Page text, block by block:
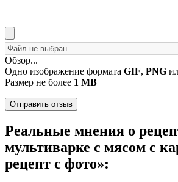
Обзор...
Одно изображение формата GIF, PNG
Размер не более 1 MB
Реальные мнения о
мультиварке с мясом с
рецепт с фото»: